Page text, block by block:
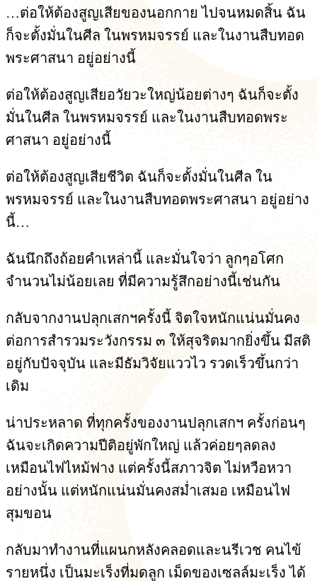
…ต่อให้ต้องสูญเสียของนอกกาย ไปจนหมดสิ้น ฉัน
ก็จะตั้งมั่นในศีล ในพรหมจรรย์ และในงานสืบทอด
พระศาสนา อยู่อย่างนี้
ต่อให้ต้องสูญเสียอวัยวะใหญ่น้อยต่างๆ ฉันก็จะตั้ง
มั่นในศีล ในพรหมจรรย์ และในงานสืบทอดพระ
ศาสนา อยู่อย่างนี้
ต่อให้ต้องสูญเสียชีวิต ฉันก็จะตั้งมั่นในศีล ใน
พรหมจรรย์ และในงานสืบทอดพระศาสนา อยู่อย่าง
นี้…
ฉันนึกถึงถ้อยคำเหล่านี้ และมั่นใจว่า ลูกๆอโศก
จำนวนไม่น้อยเลย ที่มีความรู้สึกอย่างนี้เช่นกัน
กลับจากงานปลุกเสกฯครั้งนี้ จิตใจหนักแน่นมั่นคง
ต่อการสำรวมระวังกรรม ๓ ให้สุจริตมากยิ่งขึ้น มีสติ
อยู่กับปัจจุบัน และมีธัมวิจัยแววไว รวดเร็วขึ้นกว่า
เดิม
น่าประหลาด ที่ทุกครั้งของงานปลุกเสกฯ ครั้งก่อนๆ
ฉันจะเกิดความปีติอยู่พักใหญ่ แล้วค่อยๆลดลง
เหมือนไฟไหม้ฟาง แต่ครั้งนี้สภาวจิต ไม่หวือหวา
อย่างนั้น แต่หนักแน่นมั่นคงสม่ำเสมอ เหมือนไฟ
สุมขอน
กลับมาทำงานที่แผนกหลังคลอดและนรีเวช คนไข้
รายหนึ่ง เป็นมะเร็งที่มดลูก เม็ดของเซลล์มะเร็ง ได้